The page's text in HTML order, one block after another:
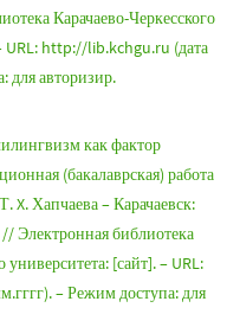
Карачаево-Черкесского
URL: http://lib.kchgu.ru (дата
для авторизир.
как фактор
(бакалаврская) работа
X. Хапчаева – Карачаевск:
Электронная библиотека
университета: [сайт]. – URL:
– Режим доступа: для